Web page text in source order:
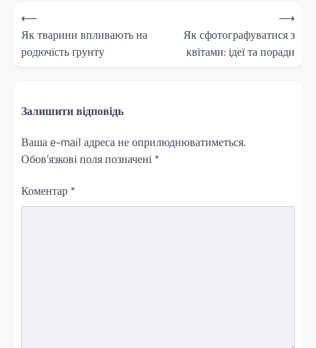
Навігація
записів
⟵
Як тварини впливають на
родючість ґрунту
Як сфотографуватися з
квітами: ідеї та поради
⟶
Залишити відповідь
Ваша e-mail адреса не оприлюднюватиметься.
Обов’язкові поля позначені *
Коментар *